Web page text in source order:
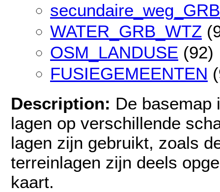
WATER_GRB_WTZ
OSM_LANDUSE (92)
FUSIEGEMEENTEN
Description: De basemap
lagen op verschillende
lagen zijn gebruikt, zoals
terreinlagen zijn deels
kaart.